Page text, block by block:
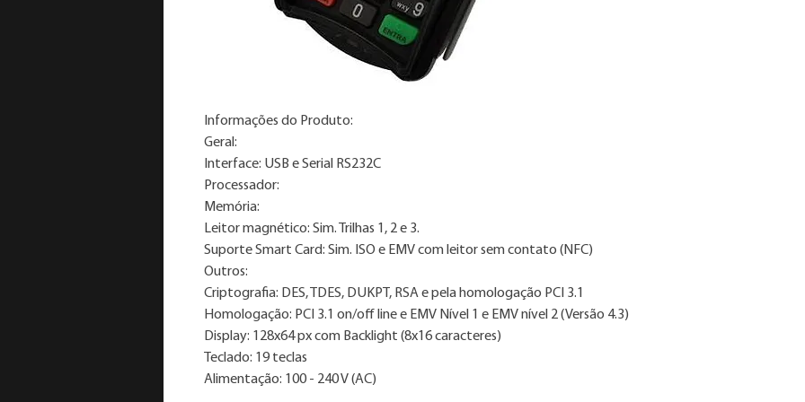
Informações do Produto:
Geral:
Interface: USB e Serial RS232C
Processador:
Memória:
Leitor magnético: Sim. Trilhas 1, 2 e 3.
Suporte Smart Card: Sim. ISO e EMV com leitor sem contato (NFC)
Outros:
Criptografia: DES, TDES, DUKPT, RSA e pela homologação PCI 3.1
Homologação: PCI 3.1 on/off line e EMV Nível 1 e EMV nível 2 (Versão 4.3)
Display: 128x64 px com Backlight (8x16 caracteres)
Teclado: 19 teclas
Alimentação: 100 - 240 V (AC)